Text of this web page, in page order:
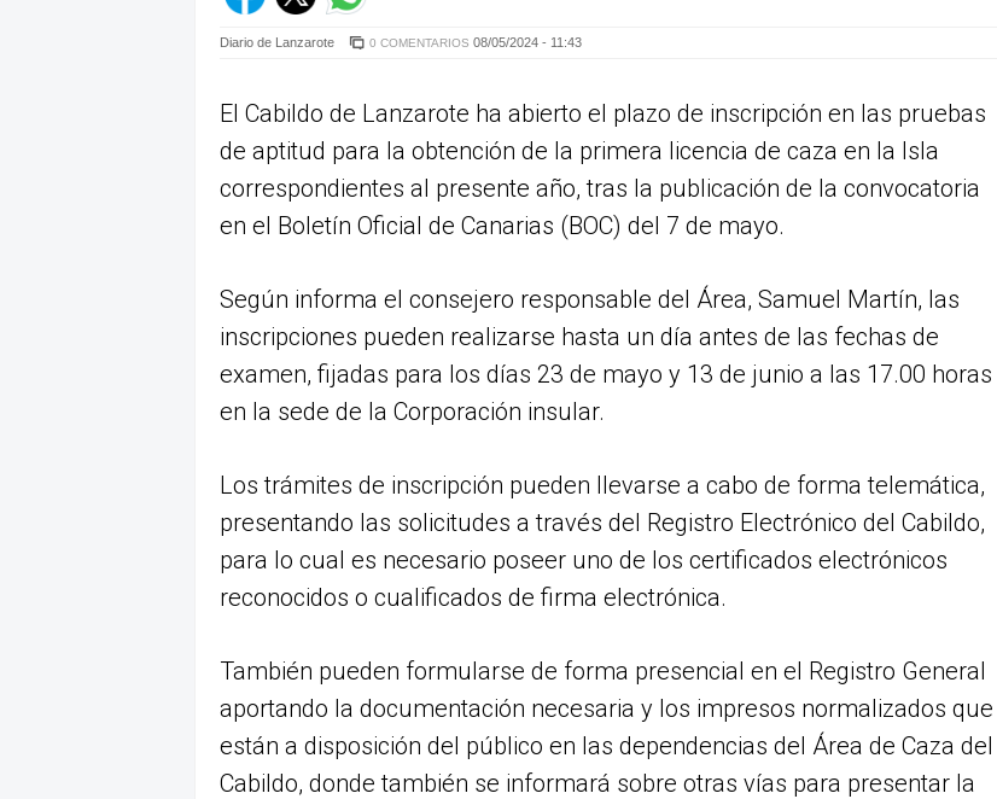
Diario de Lanzarote 0 COMENTARIOS 08/05/2024 - 11:43
El Cabildo de Lanzarote ha abierto el plazo de inscripción en las pruebas
de aptitud para la obtención de la primera licencia de caza en la Isla
correspondientes al presente año, tras la publicación de la convocatoria
en el Boletín Oficial de Canarias (BOC) del 7 de mayo.
Según informa el consejero responsable del Área, Samuel Martín, las
inscripciones pueden realizarse hasta un día antes de las fechas de
examen, fijadas para los días 23 de mayo y 13 de junio a las 17.00 horas
en la sede de la Corporación insular.
Los trámites de inscripción pueden llevarse a cabo de forma telemática,
presentando las solicitudes a través del Registro Electrónico del Cabildo,
para lo cual es necesario poseer uno de los certificados electrónicos
reconocidos o cualificados de firma electrónica.
También pueden formularse de forma presencial en el Registro General
aportando la documentación necesaria y los impresos normalizados que
están a disposición del público en las dependencias del Área de Caza del
Cabildo, donde también se informará sobre otras vías para presentar la